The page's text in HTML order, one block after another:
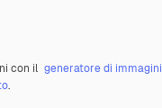
con il generatore di immagini
.